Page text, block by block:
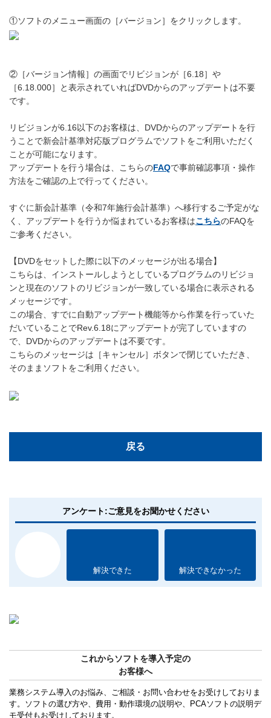
①ソフトのメニュー画面の［バージョン］をクリックします。
②［バージョン情報］の画面でリビジョンが［6.18］や
［6.18.000］と表示されていればDVDからのアップデートは不要
です。
リビジョンが6.16以下のお客様は、DVDからのアップデートを行
うことで新会計基準対応版プログラムでソフトをご利用いただく
ことが可能になります。
アップデートを行う場合は、こちらのFAQで事前確認事項・操作
方法をご確認の上で行ってください。
すぐに新会計基準（令和7年施行会計基準）へ移行するご予定がな
く、アップデートを行うか悩まれているお客様はこちらのFAQを
ご参考ください。
【DVDをセットした際に以下のメッセージが出る場合】
こちらは、インストールしようとしているプログラムのリビジョ
ンと現在のソフトのリビジョンが一致している場合に表示される
メッセージです。
この場合、すでに自動アップデート機能等から作業を行っていた
だいていることでRev.6.18にアップデートが完了していますの
で、DVDからのアップデートは不要です。
こちらのメッセージは［キャンセル］ボタンで閉じていただき、
そのままソフトをご利用ください。
戻る
アンケート:ご意見をお聞かせください
解決できた 解決できなかった
これからソフトを導入予定の
お客様へ
業務システム導入のお悩み、ご相談・お問い合わせをお受けしておりま
す。ソフトの選び方や、費用・動作環境の説明や、PCAソフトの説明デ
モ受付もお受けしております。